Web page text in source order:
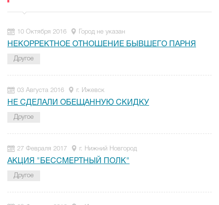
10 Октября 2016 Город не указан
НЕКОРРЕКТНОЕ ОТНОШЕНИЕ БЫВШЕГО ПАРНЯ
Другое
03 Августа 2016 г. Ижевск
НЕ СДЕЛАЛИ ОБЕЩАННУЮ СКИДКУ
Другое
27 Февраля 2017 г. Нижний Новгород
АКЦИЯ "БЕССМЕРТНЫЙ ПОЛК"
Другое